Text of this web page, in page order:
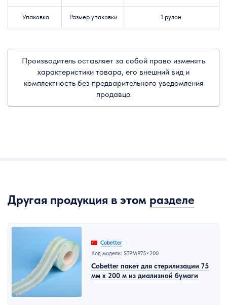
Упаковка Размер упаковки 1 рулон
Производитель оставляет за собой право изменять
характеристики товара, его внешний вид и
комплектность без предварительного уведомления
продавца
Другая продукция в этом разделе
Cobetter
Код модели: STPMP75×200
Cobetter пакет для стерилизации 75
мм x 200 м из диализной бумаги